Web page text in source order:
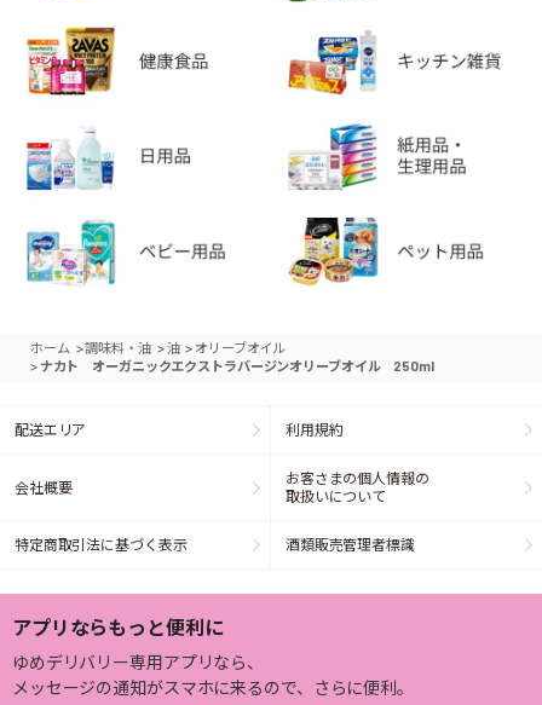
ホーム >調味料・油 >油 > オリーブオイル
>ナカト オーガニックエクストラバージンオリーブオイル 250ml
配送エリア 利用規約
会社概要
お客さまの個人情報の
取扱いについて
特定商取引法に基づく表示 酒類販売管理者標識
アプリならもっと便利に
ゆめデリバリー専用アプリなら、
メッセージの通知がスマホに来るので、さらに便利。